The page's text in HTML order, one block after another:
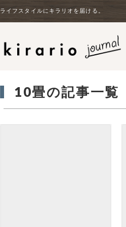
ライフスタイルにキラリオを届ける。
10畳の記事一覧